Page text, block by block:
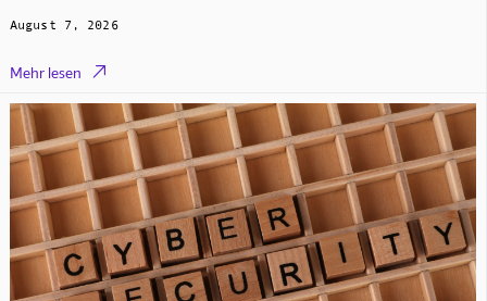
August 7, 2026
Mehr lesen 